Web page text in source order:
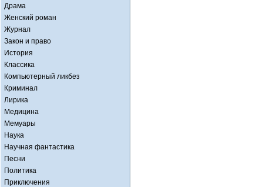
Драма
Женский роман
Журнал
Закон и право
История
Классика
Компьютерный ликбез
Криминал
Лирика
Медицина
Мемуары
Наука
Научная фантастика
Песни
Политика
Приключения